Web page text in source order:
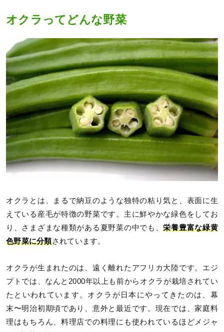
オクラってどんな野菜
オクラとは、まるで納豆のような独特の粘り気と、表面に生
えている産毛が特徴の野菜です。主に鮮やかな緑色をしてお
り、さまざまな種類がある夏野菜の中でも、栄養豊富な緑黄
色野菜に分類されています。
オクラが生まれたのは、遠く離れたアフリカ大陸です。エジ
プトでは、なんと2000年以上も前からオクラが栽培されてい
たといわれています。オクラが日本にやってきたのは、幕
末〜明治初期頃であり、意外と最近です。現在では、家庭料
理はもちろん、料理店での料理にも使われているほどメジャ